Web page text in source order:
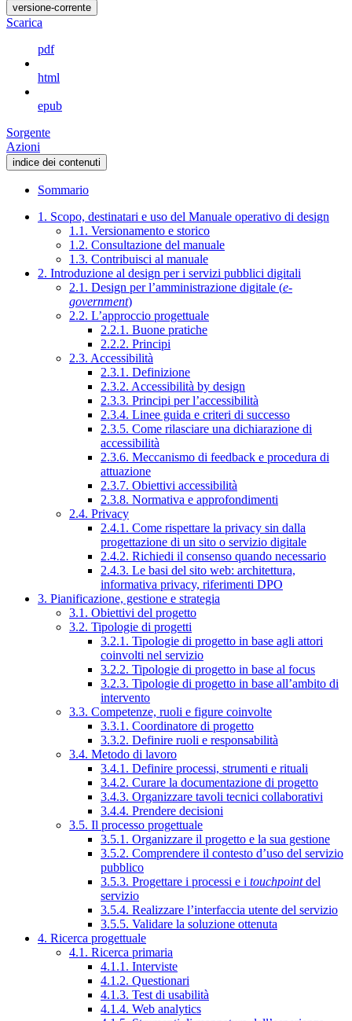
versione-corrente
Scarica
pdf
html
epub
Sorgente
Azioni
indice dei contenuti
Sommario
1. Scopo, destinatari e uso del Manuale operativo di design
1.1. Versionamento e storico
1.2. Consultazione del manuale
1.3. Contribuisci al manuale
2. Introduzione al design per i servizi pubblici digitali
2.1. Design per l’amministrazione digitale (e-
government)
2.2. L’approccio progettuale
2.2.1. Buone pratiche
2.2.2. Principi
2.3. Accessibilità
2.3.1. Definizione
2.3.2. Accessibilità by design
2.3.3. Principi per l’accessibilità
2.3.4. Linee guida e criteri di successo
2.3.5. Come rilasciare una dichiarazione di
accessibilità
2.3.6. Meccanismo di feedback e procedura di
attuazione
2.3.7. Obiettivi accessibilità
2.3.8. Normativa e approfondimenti
2.4. Privacy
2.4.1. Come rispettare la privacy sin dalla
progettazione di un sito o servizio digitale
2.4.2. Richiedi il consenso quando necessario
2.4.3. Le basi del sito web: architettura,
informativa privacy, riferimenti DPO
3. Pianificazione, gestione e strategia
3.1. Obiettivi del progetto
3.2. Tipologie di progetti
3.2.1. Tipologie di progetto in base agli attori
coinvolti nel servizio
3.2.2. Tipologie di progetto in base al focus
3.2.3. Tipologie di progetto in base all’ambito di
intervento
3.3. Competenze, ruoli e figure coinvolte
3.3.1. Coordinatore di progetto
3.3.2. Definire ruoli e responsabilità
3.4. Metodo di lavoro
3.4.1. Definire processi, strumenti e rituali
3.4.2. Curare la documentazione di progetto
3.4.3. Organizzare tavoli tecnici collaborativi
3.4.4. Prendere decisioni
3.5. Il processo progettuale
3.5.1. Organizzare il progetto e la sua gestione
3.5.2. Comprendere il contesto d’uso del servizio
pubblico
3.5.3. Progettare i processi e i touchpointdel
servizio
3.5.4. Realizzare l’interfaccia utente del servizio
3.5.5. Validare la soluzione ottenuta
4. Ricerca progettuale
4.1. Ricerca primaria
4.1.1. Interviste
4.1.2. Questionari
4.1.3. Test di usabilità
4.1.4. Web analytics